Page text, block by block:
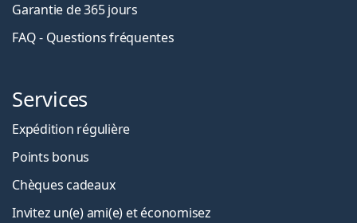
Garantie de 365 jours
FAQ - Questions fréquentes
Services
Expédition régulière
Points bonus
Chèques cadeaux
Invitez un(e) ami(e) et économisez